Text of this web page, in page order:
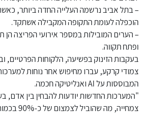
– בתל אביב נרשמה העלייה החדה ביותר,
הוכפלה לעומת התקופה המקבילה אשתקד.
– הערים המובילות במספר אירועי הפריצה הן
ופתח תקווה.
בעקבות הזינוק בפשיעה, הלקוחות הפרטיים,
צמודי קרקע, עברו מחיפוש אחר נוחות
המבוססות על AI ואנליטיקה חכמה.
"המערכות החדשות יודעות להבחין בין אדם,
צמחייה, מה